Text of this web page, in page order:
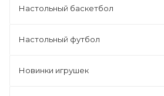
Настольный баскетбол
Настольный футбол
Новинки игрушек